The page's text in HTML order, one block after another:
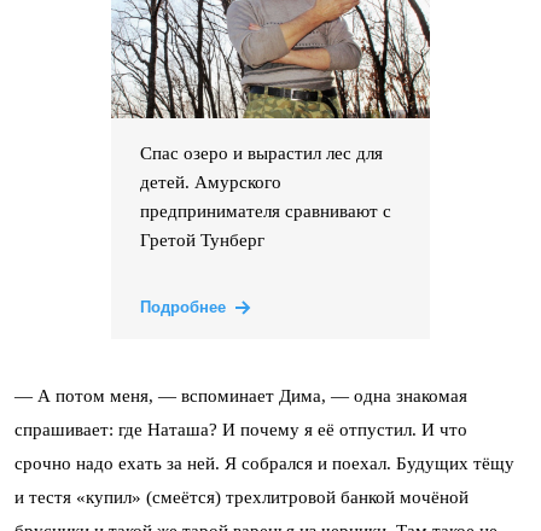
Спас озеро и вырастил лес для
детей. Амурского
предпринимателя сравнивают с
Гретой Тунберг
Подробнее
— А потом меня, — вспоминает Дима, — одна знакомая
спрашивает: где Наташа? И почему я её отпустил. И что
срочно надо ехать за ней. Я собрался и поехал. Будущих тёщу
и тестя «купил» (смеётся) трехлитровой банкой мочёной